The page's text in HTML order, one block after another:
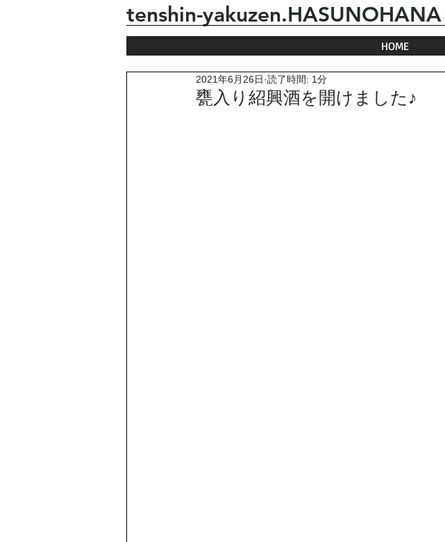
tenshin-yakuzen.HASUNOHANA
HOME
甕入り紹興酒を開けました♪
2021年6月26日 読了時間: 1分